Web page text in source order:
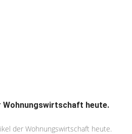
Wohnungswirtschaft heute.
der Wohnungswirtschaft heute.